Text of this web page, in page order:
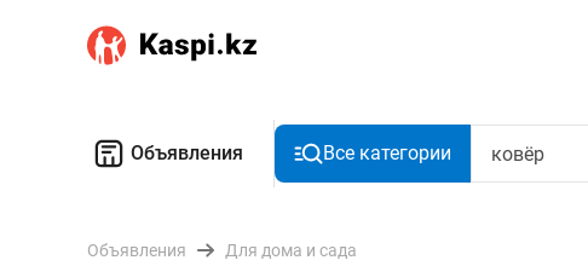
Объявления Все категории
Объявления Для дома и сада